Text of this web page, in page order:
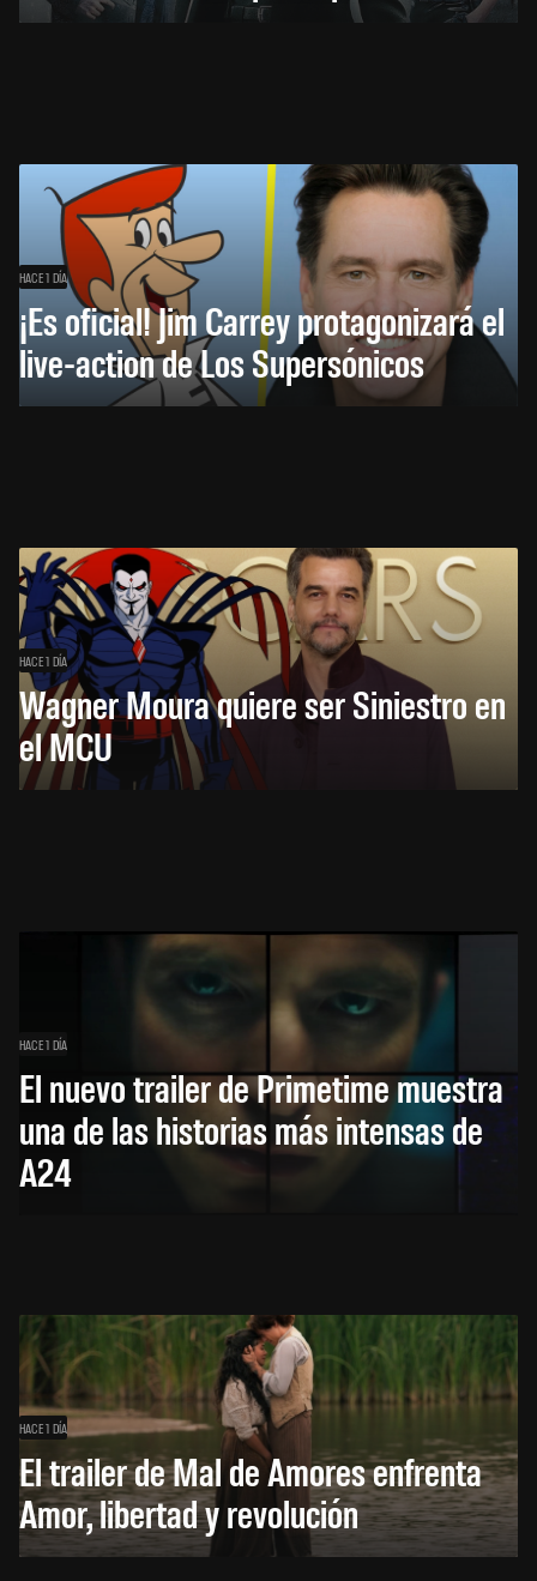
HACE 1 DÍA
¡Es oficial! Jim Carrey protagonizará el
live-action de Los Supersónicos
HACE 1 DÍA
Wagner Moura quiere ser Siniestro en
el MCU
HACE 1 DÍA
El nuevo trailer de Primetime muestra
una de las historias más intensas de
A24
HACE 1 DÍA
El trailer de Mal de Amores enfrenta
Amor, libertad y revolución